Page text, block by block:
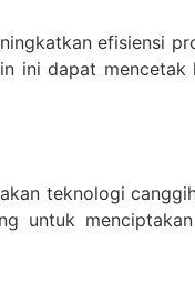
efisiensi
ini dapat
teknologi
untuk